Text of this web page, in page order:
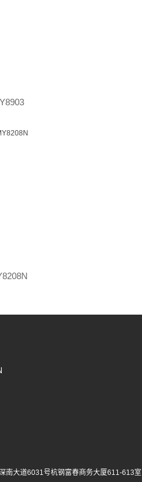
南大道6031号杭钢富春商务大厦611-613室